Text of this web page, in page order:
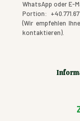
WhatsApp oder E-
Portion:
(Wir empfehlen
kontaktieren).